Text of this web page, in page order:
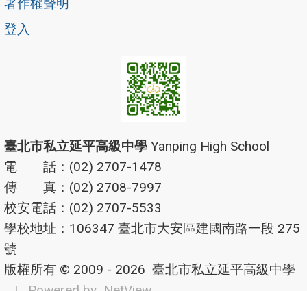
登入
臺北市私立延平高級中學 Yanping High School
電 話：(02) 2707-1478
傳 真：(02) 2708-7997
校安電話：(02) 2707-5533
學校地址：106347 臺北市大安區建國南路一段 275
號
版權所有 © 2009 - 2026 臺北市私立延平高級中學